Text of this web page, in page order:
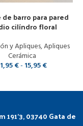
barro para pared
cilíndro floral
y Apliques,Apliques
Cerámica
€- 15,95€
191'3, 03740 Gata de